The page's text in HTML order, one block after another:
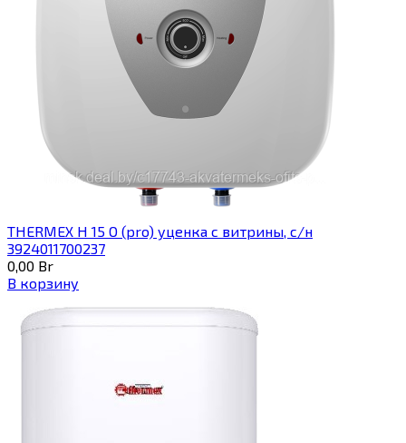
THERMEX H 15 O (pro) уценка с витрины, с/н
3924011700237
0,00 Br
В корзину